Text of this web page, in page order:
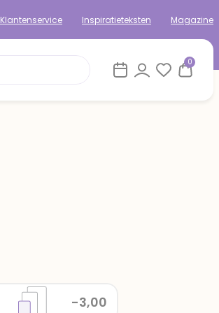
Klantenservice Inspiratieteksten Magazine
0
-3,00